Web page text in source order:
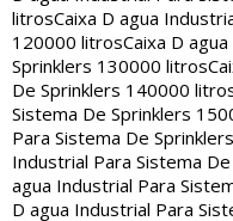
litrosCaixa D agua
120000 litrosCaixa D
Sprinklers 130000 litros
De Sprinklers 140000
Sistema De Sprinklers
Para Sistema De
Industrial Para Sistema
agua Industrial Para
D agua Industrial Para